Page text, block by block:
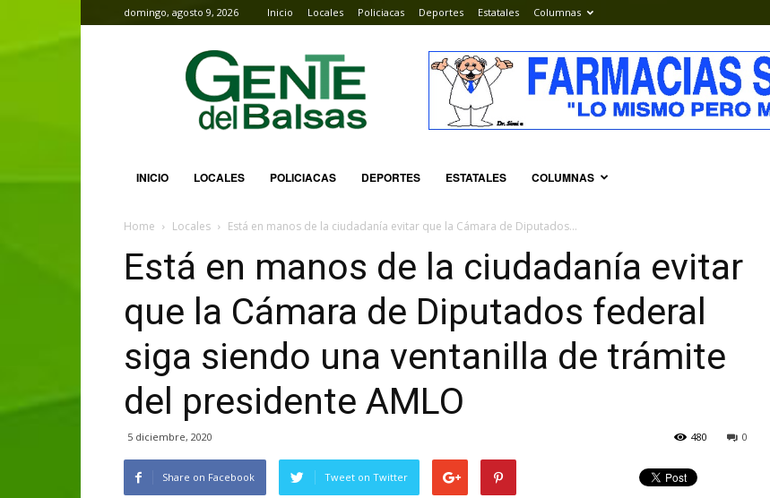
domingo, agosto 9, 2026 Inicio Locales Policiacas Deportes Estatales Columnas
Gente
del
Balsas
INICIO LOCALES POLICIACAS DEPORTES ESTATALES COLUMNAS
Home Locales Está en manos de la ciudadanía evitar que la Cámara de Diputados...
Está en manos de la ciudadanía evitar
que la Cámara de Diputados federal
siga siendo una ventanilla de trámite
del presidente AMLO
5 diciembre, 2020 0
480
Share on Facebook Tweet on Twitter